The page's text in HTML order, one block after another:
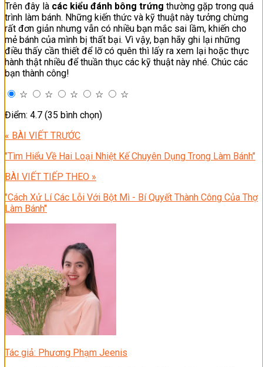
Trên đây là các kiểu đánh bông trứng thường gặp trong quá
trình làm bánh. Những kiến thức và kỹ thuật này tưởng chừng
rất đơn giản nhưng vẫn có nhiều bạn mắc sai lầm, khiến cho
mẻ bánh của mình bị thất bại. Vì vậy, bạn hãy ghi lại những
điều thấy cần thiết để lỡ có quên thì lấy ra xem lại hoặc thực
hành thật nhiều để thuần thục các kỹ thuật này nhé. Chúc các
bạn thành công!
☆
☆ ☆ ☆
☆
Điểm: 4.7 (35 bình chọn)
« BÀI VIẾT TRƯỚC
"Tìm Hiểu Về Hai Loại Nhiệt Kế Chuyên Dụng Trong Làm Bánh"
BÀI VIẾT TIẾP THEO »
"Cách Xử Lí Các Lỗi Với Bột Mì - Bí Quyết Thành Công Của Thợ
Làm Bánh"
Tác giả: Phương Phạm Jeenis